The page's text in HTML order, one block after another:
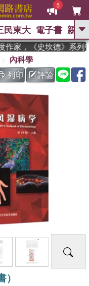
5
GO
吾 、 The Odyssey
果歷史是一群喵 、 暑期
布克獎 臺灣漫遊錄、 方
的李登輝時代
、 偉大的迷走神經
民東大 電子書 親子
，《史坎德》系列帶
內科學
列印
評論